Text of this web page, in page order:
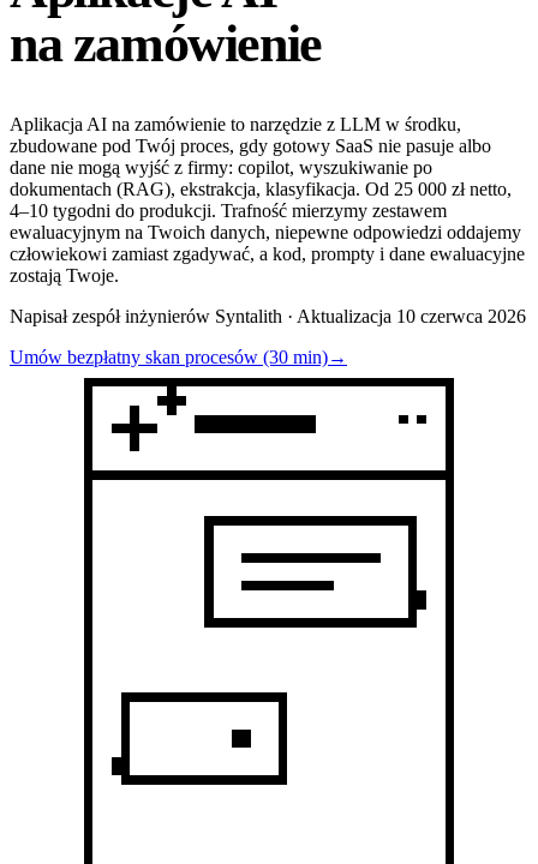
na zamówienie
Aplikacja AI na zamówienie to narzędzie z LLM w środku,
zbudowane pod Twój proces, gdy gotowy SaaS nie pasuje albo
dane nie mogą wyjść z firmy: copilot, wyszukiwanie po
dokumentach (RAG), ekstrakcja, klasyfikacja. Od 25 000 zł netto,
4–10 tygodni do produkcji. Trafność mierzymy zestawem
ewaluacyjnym na Twoich danych, niepewne odpowiedzi oddajemy
człowiekowi zamiast zgadywać, a kod, prompty i dane ewaluacyjne
zostają Twoje.
Napisał zespół inżynierów Syntalith · Aktualizacja 10 czerwca 2026
Umów bezpłatny skan procesów (30 min)→